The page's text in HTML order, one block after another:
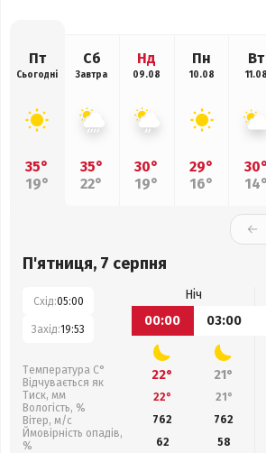
Пт
Сьогодні
35°
19°
Сб
Завтра
35°
22°
Нд
09.08
30°
19°
Пн
10.08
29°
16°
Вт
11.08
30°
14°
П'ятниця, 7 серпня
Схід:05:00
Захід:19:53
Температура С°
Відчувається як
Тиск, мм
Вологість, %
Вітер, м/с
Ймовірність опадів,
%
Ніч
00:00
03:00
22° 21°
22° 21°
762
762
62
58